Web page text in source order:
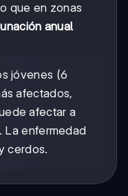
que en zonas
anual
jóvenes (6
afectados,
afectar a
La enfermedad
cerdos.